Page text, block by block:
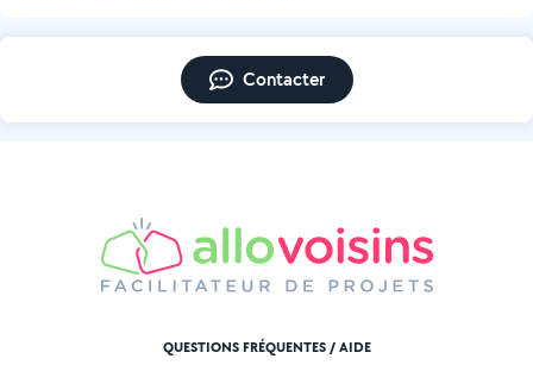
Contacter
QUESTIONS FRÉQUENTES / AIDE